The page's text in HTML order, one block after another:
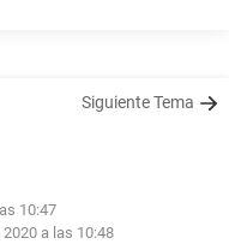
Siguiente Tema
10:47
2020 a las 10:48